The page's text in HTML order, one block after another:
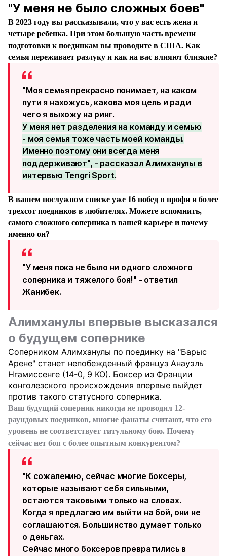
"У меня не было сложных боев"
В 2023 году вы рассказывали, что у вас есть жена и
четыре ребенка. При этом большую часть времени
подготовки к поединкам вы проводите в США. Как
семья переживает разлуку и как на вас влияют близкие?
"Моя семья прекрасно понимает, на каком
пути я нахожусь, какова моя цель и ради
чего я выхожу на ринг.
У меня нет разделения на команду и семью
- моя семья тоже часть моей команды.
Именно поэтому они всегда меня
поддерживают", - рассказал Алимханулы в
интервью Tengri Sport.
В вашем послужном списке уже 16 побед в профи и более
трехсот поединков в любителях. Можете вспомнить,
самого сложного соперника в вашей карьере и почему
именно он?
"У меня пока не было ни одного сложного
соперника и тяжелого боя!" - ответил
Жанибек.
Алимханулы впервые высказался
о будущем сопернике
Соперником Алимханулы по поединку на "Барыс
Арене" станет непобежденный француз Анауэль
Нгамиссенге (14-0, 9 КО). Боксер из Франции
конголезского происхождения впервые выйдет
против такого статусного соперника.
Ваш будущий соперник никогда не проводил 12-
раундовых поединков, многие фанаты считают, что его
уровень не соответствует титульному бою. Почему
сейчас нет боя с более опытным конкурентом?
"К сожалению, сейчас многие боксеры,
которые называют себя сильными,
остаются таковыми только на словах.
Когда я предлагаю им выйти на бой, они не
соглашаются. Большинство думает только
о деньгах.
Сейчас много боксеров превратились в